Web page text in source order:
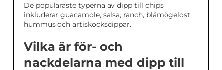
De populäraste typerna av dipp till chips
inkluderar guacamole, salsa, ranch, blåmögelost,
hummus och artiskocksdippar.
Vilka är för- och
nackdelarna med dipp till